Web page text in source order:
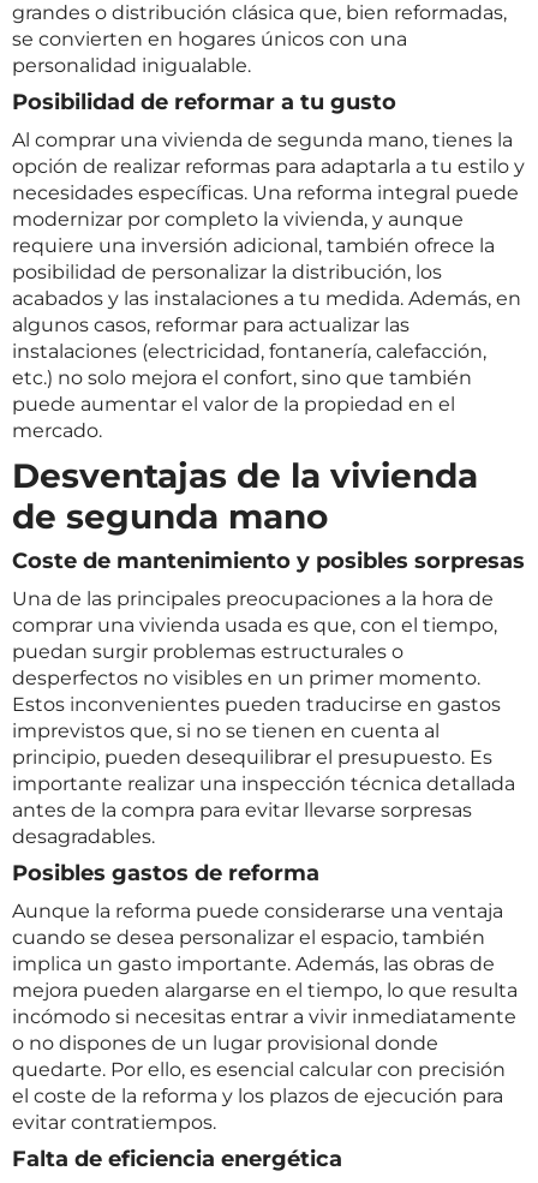
grandes o distribución clásica que, bien reformadas,
se convierten en hogares únicos con una
personalidad inigualable.
Posibilidad de reformar a tu gusto
Al comprar una vivienda de segunda mano, tienes la
opción de realizar reformas para adaptarla a tu estilo y
necesidades específicas. Una reforma integral puede
modernizar por completo la vivienda, y aunque
requiere una inversión adicional, también ofrece la
posibilidad de personalizar la distribución, los
acabados y las instalaciones a tu medida. Además, en
algunos casos, reformar para actualizar las
instalaciones (electricidad, fontanería, calefacción,
etc.) no solo mejora el confort, sino que también
puede aumentar el valor de la propiedad en el
mercado.
Desventajas de la vivienda
de segunda mano
Coste de mantenimiento y posibles sorpresas
Una de las principales preocupaciones a la hora de
comprar una vivienda usada es que, con el tiempo,
puedan surgir problemas estructurales o
desperfectos no visibles en un primer momento.
Estos inconvenientes pueden traducirse en gastos
imprevistos que, si no se tienen en cuenta al
principio, pueden desequilibrar el presupuesto. Es
importante realizar una inspección técnica detallada
antes de la compra para evitar llevarse sorpresas
desagradables.
Posibles gastos de reforma
Aunque la reforma puede considerarse una ventaja
cuando se desea personalizar el espacio, también
implica un gasto importante. Además, las obras de
mejora pueden alargarse en el tiempo, lo que resulta
incómodo si necesitas entrar a vivir inmediatamente
o no dispones de un lugar provisional donde
quedarte. Por ello, es esencial calcular con precisión
el coste de la reforma y los plazos de ejecución para
evitar contratiempos.
Falta de eficiencia energética